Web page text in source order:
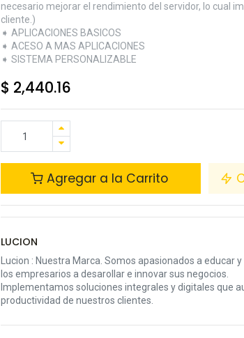
necesario mejorar el rendimiento del servidor, lo cual
cliente.)
➧ APLICACIONES BASICOS
➧ ACESO A MAS APLICACIONES
➧ SISTEMA PERSONALIZABLE
$ 2,440.16
Agregar a la Carrito
LUCION
Lucion : Nuestra Marca. Somos apasionados a educar
los empresarios a desarollar e innovar sus negocios.
Implementamos soluciones integrales y digitales que
productividad de nuestros clientes.